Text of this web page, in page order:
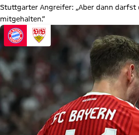
Stuttgarter Angreifer: „Aber dann darfst
mitgehalten.“